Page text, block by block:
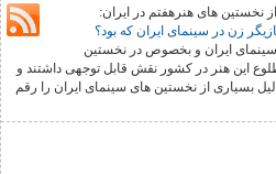
نخستین های هنرهفتم در ایران:
زن در سینمای ایران که بود؟
سینمای ایران و بخصوص در نخستین
این هنر در کشور نقش قابل توجهی داشتند و
بسیاری از نخستین های سینمای ایران را رقم